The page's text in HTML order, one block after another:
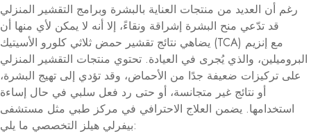
رغم أن العديد من منتجات العناية بالبشرة وبرامج التقشير المنزلي
قد تدّعي منح البشرة إشراقة ونقاءً، إلا أنه لا يمكن لأي منها أن
يضاهي نتائج تقشير حمض ثلاثي كلورو الأسيتيك (TCA) مع إنزيم
البروميلين، والذي يُجرى في العيادة. تحتوي منتجات التقشير المنزلي
على تركيزات ضعيفة جدًا من الأحماض، وقد تؤدي إلى تهيج البشرة،
أو نتائج غير متجانسة، أو حتى رد فعل سلبي في حال إساءة
استخدامها. يضمن العلاج الاحترافي في مركز طبي مثل مستشفى
بيفرلي هيلز التخصصي ما يلي: